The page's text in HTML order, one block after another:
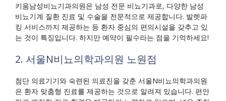
키움남성비뇨기과의원은 남성 전문 비뇨기과로, 다양한 남성
비뇨기계 질환 진료 및 수술을 전문적으로 제공합니다. 발렛파
킹 서비스까지 제공하는 등 환자 중심의 편의시설을 갖추고 있
는 것이 특징입니다. 하지만 예약이 필수라는 점을 기억하세요!
2. 서울N비뇨의학과의원 노원점
첨단 의료기기와 숙련된 의료진을 갖춘 서울N비뇨의학과의원
은 환자 맞춤형 진료를 제공하는 것으로 알려져 있습니다. 편안